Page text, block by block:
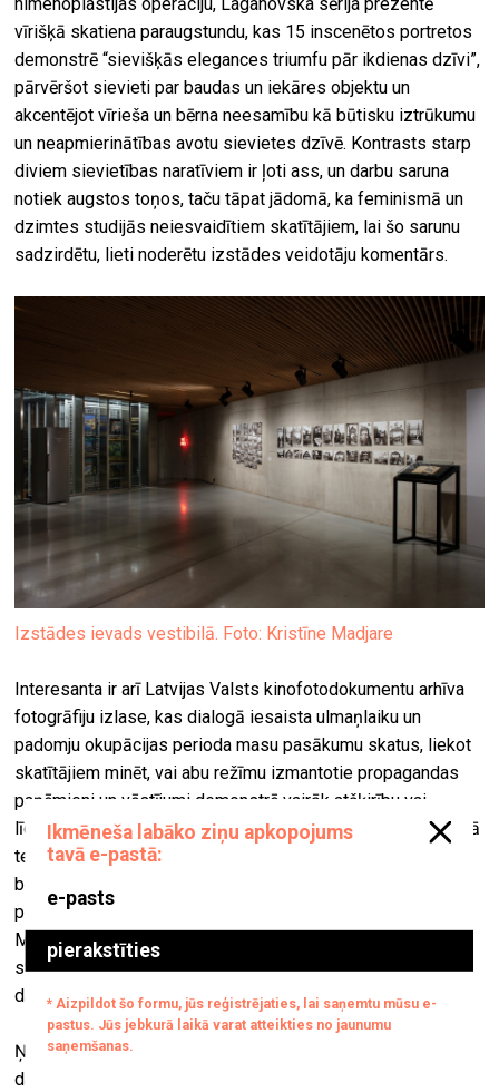
vīrišķā skatiena paraugstundu, kas 15 inscenētos portretos
demonstrē “sievišķās elegances triumfu pār ikdienas dzīvi”,
pārvēršot sievieti par baudas un iekāres objektu un
akcentējot vīrieša un bērna neesamību kā būtisku iztrūkumu
un neapmierinātības avotu sievietes dzīvē. Kontrasts starp
diviem sievietības naratīviem ir ļoti ass, un darbu saruna
notiek augstos toņos, taču tāpat jādomā, ka feminismā un
dzimtes studijās neiesvaidītiem skatītājiem, lai šo sarunu
sadzirdētu, lieti noderētu izstādes veidotāju komentārs.
Izstādes ievads vestibilā. Foto: Kristīne Madjare
Interesanta ir arī Latvijas Valsts kinofotodokumentu arhīva
fotogrāfiju izlase, kas dialogā iesaista ulmaņlaiku un
padomju okupācijas perioda masu pasākumu skatus, liekot
skatītājiem minēt, vai abu režīmu izmantotie propagandas
paņēmieni un vēstījumi demonstrē vairāk atšķirību vai
līdzību. Tiesa, šie dialogi ir vairāk balstīti sižetu tuvībā, nekā
teksta izmantošanas stratēģiju salīdzinājumā, kas noteikti
būtu piešķīris izstādei papildu pētniecisku vērtību. Zīmīgs
piemērs šajā ziņā ir Jāņa Viņķeļa bioloģisko robotu un
Miķeļa Fišera reptiloīdu sastatījums – darbu tematiskā un
stilistiskā radniecība aizēno teksta atšķirīgās funkcijas,
daļēji novēršot uzmanību no izstādes pamatfokusa.
Ņemot vērā, ka šis pamatfokuss – teksts – pieļauj tik
dažādas interpretācijas un izmantojuma veidus mākslā, no